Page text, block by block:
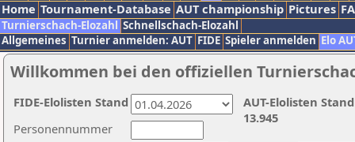
Home Tournament-Database AUT championship Pictures
Turnierschach-Elozahl Schnellschach-Elozahl
Allgemeines Turnier anmelden: AUT FIDE Spieler anmelden Elo
Willkommen bei den offiziellen
Personennummer
AUT-Elolisten
13.945
FIDE-Elolisten Stand